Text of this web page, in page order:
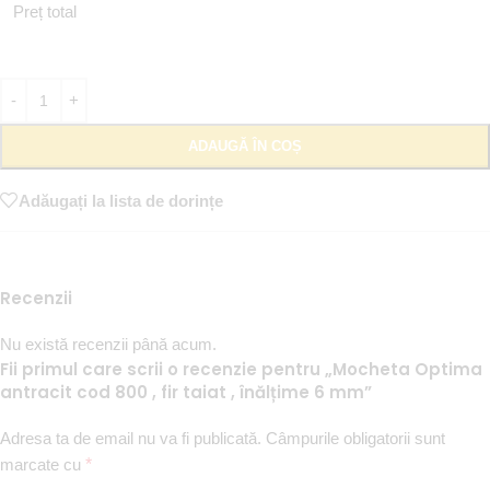
Preț total
ADAUGĂ ÎN COȘ
Adăugați la lista de dorințe
Recenzii
Nu există recenzii până acum.
Fii primul care scrii o recenzie pentru „Mocheta Optima
antracit cod 800 , fir taiat , înălțime 6 mm”
Adresa ta de email nu va fi publicată. Câmpurile obligatorii sunt
marcate cu *